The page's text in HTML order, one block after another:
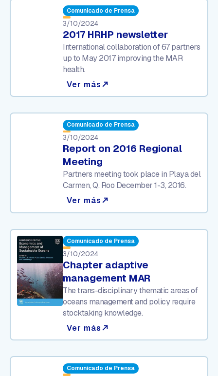
Comunicado de Prensa
3/10/2024
2017 HRHP newsletter
International collaboration of 67 partners
up to May 2017 improving the MAR
health.
Ver más north_east
Comunicado de Prensa
3/10/2024
Report on 2016 Regional
Meeting
Partners meeting took place in Playa del
Carmen, Q. Roo December 1-3, 2016.
Ver más north_east
Comunicado de Prensa
3/10/2024
Chapter adaptive
management MAR
The trans-disciplinary thematic areas of
oceans management and policy require
stocktaking knowledge.
Ver más north_east
Comunicado de Prensa